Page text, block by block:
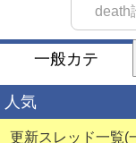
death
一般カテ
人気
更新スレッド一覧(